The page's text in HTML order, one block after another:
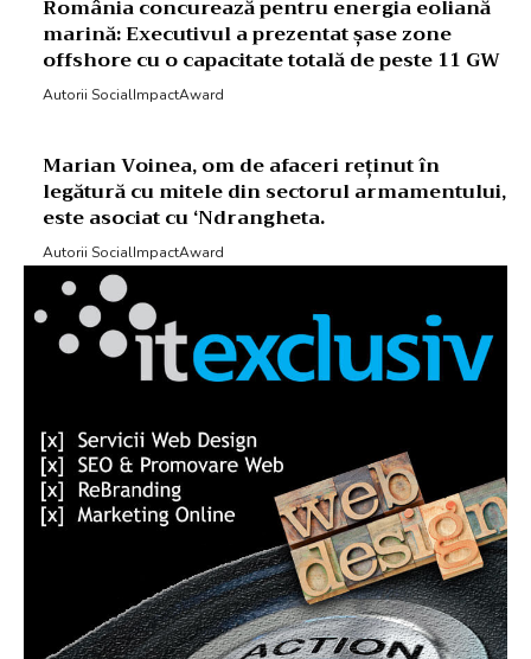
România concurează pentru energia eoliană
marină: Executivul a prezentat șase zone
offshore cu o capacitate totală de peste 11 GW
Autorii SocialImpactAward
Marian Voinea, om de afaceri reținut în
legătură cu mitele din sectorul armamentului,
este asociat cu ‘Ndrangheta.
Autorii SocialImpactAward